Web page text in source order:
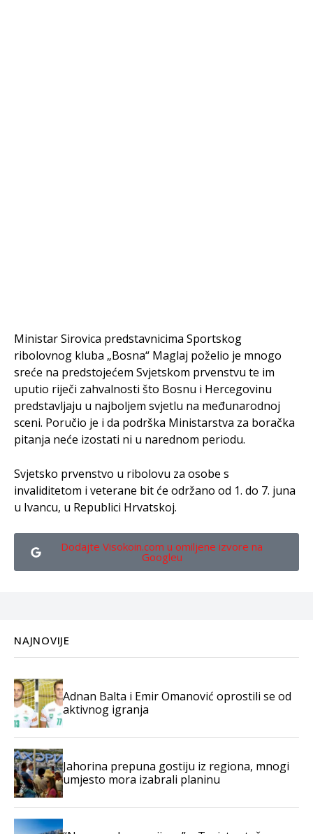
Ministar Sirovica predstavnicima Sportskog
ribolovnog kluba „Bosna“ Maglaj poželio je mnogo
sreće na predstojećem Svjetskom prvenstvu te im
uputio riječi zahvalnosti što Bosnu i Hercegovinu
predstavljaju u najboljem svjetlu na međunarodnoj
sceni. Poručio je i da podrška Ministarstva za boračka
pitanja neće izostati ni u narednom periodu.
Svjetsko prvenstvo u ribolovu za osobe s
invaliditetom i veterane bit će održano od 1. do 7. juna
u Ivancu, u Republici Hrvatskoj.
Dodajte Visokoin.com u omiljene izvore na
Googleu
NAJNOVIJE
Adnan Balta i Emir Omanović oprostili se od
aktivnog igranja
Jahorina prepuna gostiju iz regiona, mnogi
umjesto mora izabrali planinu